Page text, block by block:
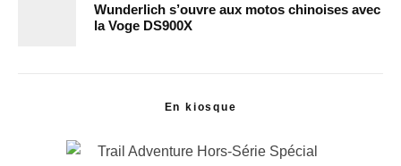
Wunderlich s’ouvre aux motos chinoises avec
la Voge DS900X
En kiosque